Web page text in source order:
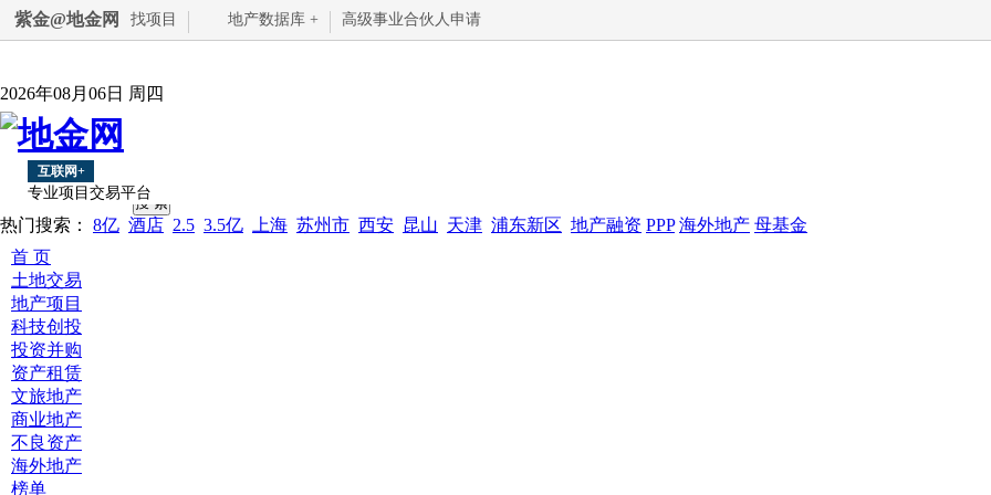
紫金@地金网 找项目 地产数据库 + 高级事业合伙人申请
2026年08月06日 周四
互联网+
专业项目交易平台
热门搜索： 8亿 酒店 2.5 3.5亿 上海 苏州市 西安 昆山 天津 浦东新区 地产融资 PPP 海外地产 母基金
首 页
土地交易
地产项目
科技创投
投资并购
资产租赁
文旅地产
商业地产
不良资产
海外地产
榜单